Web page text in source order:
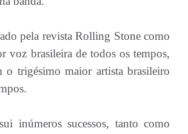
pela revista Rolling Stone como
voz brasileira de todos os tempos,
o trigésimo maior artista brasileiro
inúmeros sucessos, tanto como